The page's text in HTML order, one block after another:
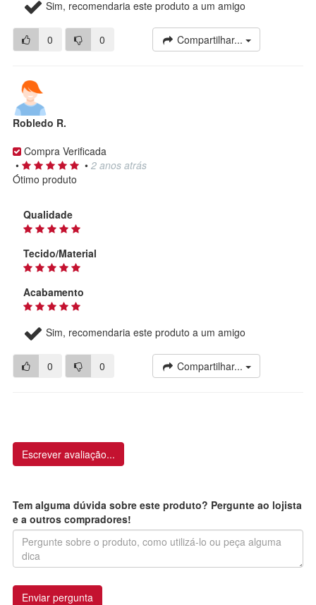
Sim, recomendaria este produto a um amigo
0 0 Compartilhar...
Robledo R.
Compra Verificada
•
• 2 anos atrás
Ótimo produto
Qualidade
Tecido/Material
Acabamento
Sim, recomendaria este produto a um amigo
0 0 Compartilhar...
Escrever avaliação...
Tem alguma dúvida sobre este produto? Pergunte ao lojista
e a outros compradores!
Enviar pergunta